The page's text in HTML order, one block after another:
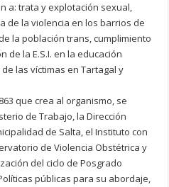
a: trata y explotación sexual,
de la violencia en los barrios de
la población trans, cumplimiento
de la E.S.I. en la educación
las víctimas en Tartagal y
que crea al organismo, se
de Trabajo, la Dirección
de Salta, el Instituto con
de Violencia Obstétrica y
del ciclo de Posgrado
públicas para su abordaje,